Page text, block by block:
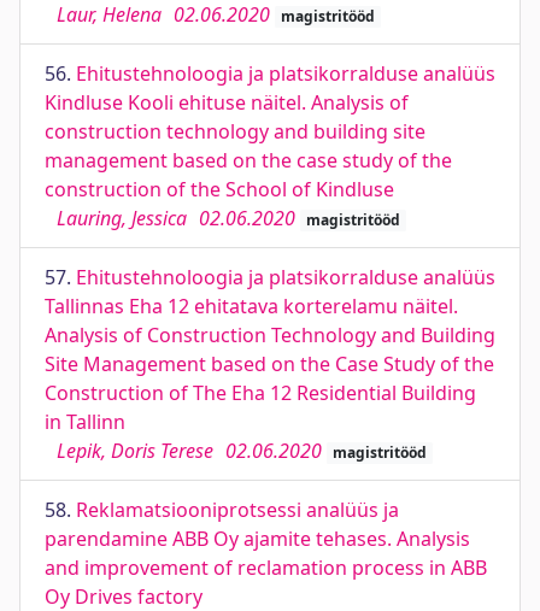
Laur, Helena 02.06.2020 magistritööd
56. Ehitustehnoloogia ja platsikorralduse analüüs
Kindluse Kooli ehituse näitel. Analysis of
construction technology and building site
management based on the case study of the
construction of the School of Kindluse
Lauring, Jessica 02.06.2020 magistritööd
57. Ehitustehnoloogia ja platsikorralduse analüüs
Tallinnas Eha 12 ehitatava korterelamu näitel.
Analysis of Construction Technology and Building
Site Management based on the Case Study of the
Construction of The Eha 12 Residential Building
in Tallinn
Lepik, Doris Terese 02.06.2020 magistritööd
58. Reklamatsiooniprotsessi analüüs ja
parendamine ABB Oy ajamite tehases. Analysis
and improvement of reclamation process in ABB
Oy Drives factory